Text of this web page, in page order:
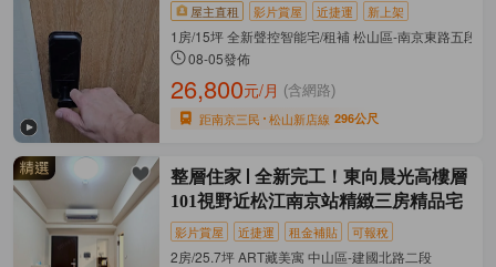
屋主直租 影片賞屋 近捷運 新上架
1房/15坪 全新聲控智能宅/租補 松山區-南京東路五段
08-05發佈
26,800元/月 (含網路)
距南京三民 松山新店線 296公尺
整層住家
全新完工！東向晨光高樓層
101視野近松江南京站精緻三房精品宅
影片賞屋 近捷運 租金補貼 可報稅
2房/25.7坪 ART藏美寓 中山區-建國北路二段